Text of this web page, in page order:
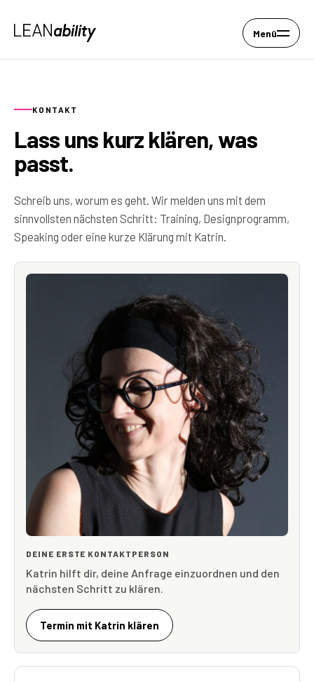
Menü
KONTAKT
Lass uns kurz klären, was
passt.
Schreib uns, worum es geht. Wir melden uns mit dem
sinnvollsten nächsten Schritt: Training, Designprogramm,
Speaking oder eine kurze Klärung mit Katrin.
DEINE ERSTE KONTAKTPERSON
Katrin hilft dir, deine Anfrage einzuordnen und den
nächsten Schritt zu klären.
Termin mit Katrin klären